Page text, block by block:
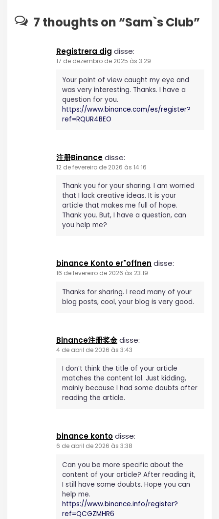
ã 7 thoughts on “Sam`s Club”
Registrera dig disse:
17 de dezembro de 2025 às 3:29
Your point of view caught my eye and
was very interesting. Thanks. I have a
question for you.
https://www.binance.com/es/register?
ref=RQUR4BEO
注册Binancedisse:
12 de fevereiro de 2026 às 14:16
Thank you for your sharing. I am worried
that I lack creative ideas. It is your
article that makes me full of hope.
Thank you. But, I have a question, can
you help me?
binance Konto er"offnen disse:
16 de fevereiro de 2026 às 23:19
Thanks for sharing. I read many of your
blog posts, cool, your blog is very good.
Binance注册奖金disse:
4 de abril de 2026 às 3:43
I don’t think the title of your article
matches the content lol. Just kidding,
mainly because I had some doubts after
reading the article.
binance kontodisse:
6 de abril de 2026 às 3:38
Can you be more specific about the
content of your article? After reading it,
I still have some doubts. Hope you can
help me.
https://www.binance.info/register?
ref=QCGZMHR6